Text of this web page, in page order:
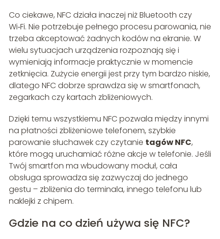
Co ciekawe, NFC działa inaczej niż Bluetooth czy
Wi‑Fi. Nie potrzebuje pełnego procesu parowania, nie
trzeba akceptować żadnych kodów na ekranie. W
wielu sytuacjach urządzenia rozpoznają się i
wymieniają informacje praktycznie w momencie
zetknięcia. Zużycie energii jest przy tym bardzo niskie,
dlatego NFC dobrze sprawdza się w smartfonach,
zegarkach czy kartach zbliżeniowych.
Dzięki temu wszystkiemu NFC pozwala między innymi
na płatności zbliżeniowe telefonem, szybkie
parowanie słuchawek czy czytanie tagów NFC,
które mogą uruchamiać różne akcje w telefonie. Jeśli
Twój smartfon ma wbudowany moduł, cała
obsługa sprowadza się zazwyczaj do jednego
gestu – zbliżenia do terminala, innego telefonu lub
naklejki z chipem.
Gdzie na co dzień używa się NFC?